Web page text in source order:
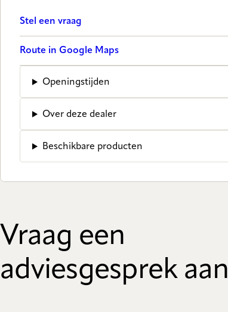
Stel een vraag
Route in Google Maps
Openingstijden
Over deze dealer
Beschikbare producten
Vraag een
adviesgesprek aan